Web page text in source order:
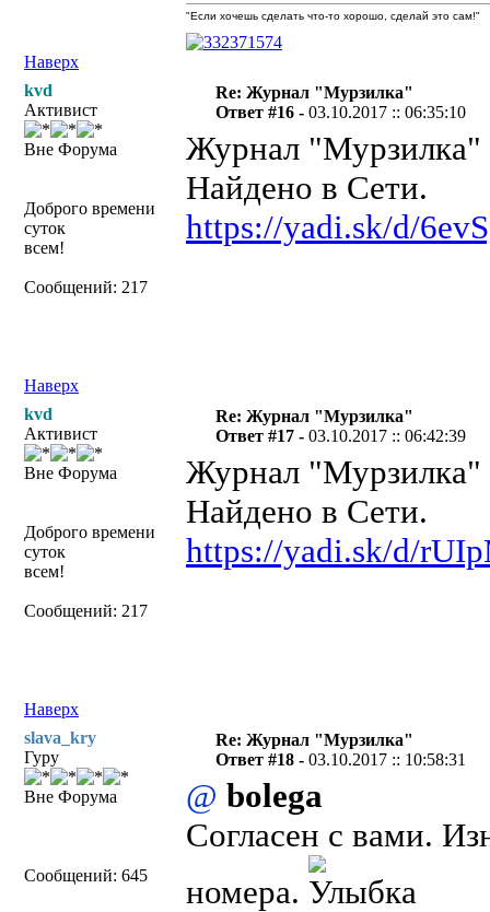
Наверх
"Если хочешь сделать что-то хорошо, сделай это сам!"
kvd
Активист
Вне Форума
Доброго времени
суток
всем!
Сообщений: 217
Re: Журнал "Мурзилка"
Ответ #16 -03.10.2017 :: 06:35:10
Журнал "Мурзилка"
Найдено в Сети.
https://yadi.sk/d/
Наверх
kvd
Активист
Вне Форума
Доброго времени
суток
всем!
Сообщений: 217
Re: Журнал "Мурзилка"
Ответ #17 -03.10.2017 :: 06:42:39
Журнал "Мурзилка"
Найдено в Сети.
https://yadi.sk/d/
Наверх
slava_kry
Гуру
Вне Форума
Сообщений: 645
Re: Журнал "Мурзилка"
Ответ #18 -03.10.2017 :: 10:58:31
@ bolega
Согласен с вами.
номера.